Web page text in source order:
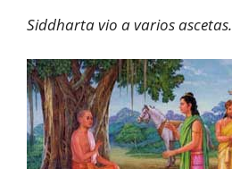
Siddharta vio a varios ascetas.